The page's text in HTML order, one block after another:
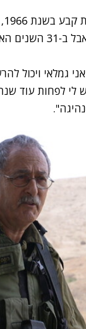
על חטיבת
מילואים. אני גמלאי